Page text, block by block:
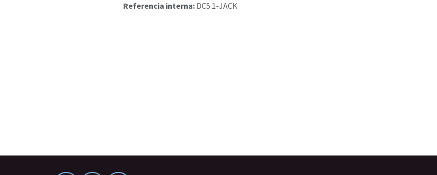
Referencia interna: DC5.1-JACK